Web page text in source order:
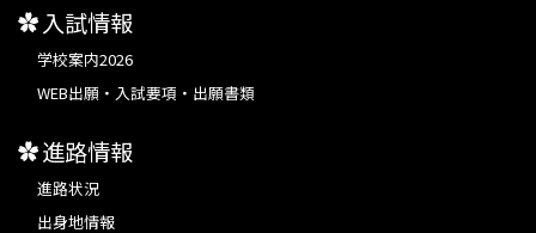
入試情報
学校案内2026
WEB出願・入試要項・出願書類
進路情報
進路状況
出身地情報